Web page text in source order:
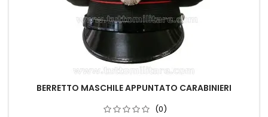
BERRETTO MASCHILE APPUNTATO CARABINIERI
(0)